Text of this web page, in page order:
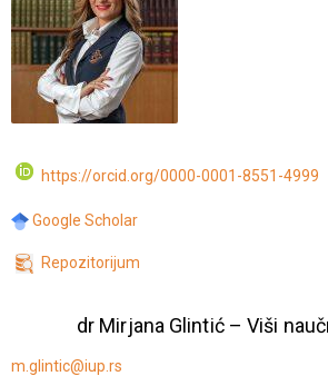
https://orcid.org/0000-0001-8551-4999
Google Scholar
Repozitorijum
dr Mirjana Glintić – Viši
m.glintic@iup.rs